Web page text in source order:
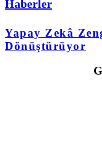
Haberler
Yapay Zekâ
Dönüştürüyor